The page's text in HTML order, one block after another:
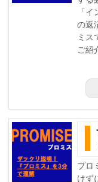
「
の返
ミス
ご紹
プロ
けず